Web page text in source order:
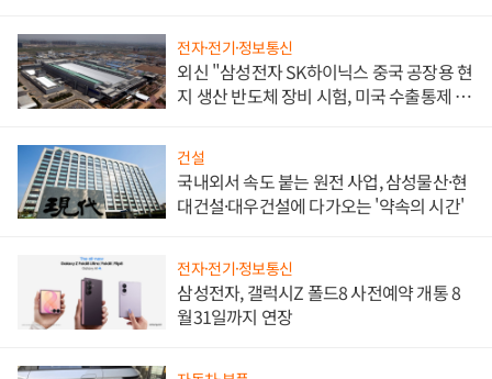
전자·전기·정보통신
외신 "삼성전자 SK하이닉스 중국 공장용 현
지 생산 반도체 장비 시험, 미국 수출통제 대
건설
국내외서 속도 붙는 원전 사업, 삼성물산·현
대건설·대우건설에 다가오는 '약속의 시간'
전자·전기·정보통신
삼성전자, 갤럭시Z 폴드8 사전예약 개통 8
월31일까지 연장